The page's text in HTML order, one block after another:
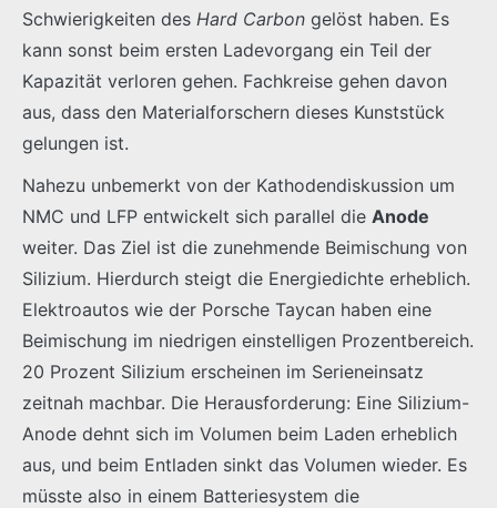
Schwierigkeiten des Hard Carbon gelöst haben. Es
kann sonst beim ersten Ladevorgang ein Teil der
Kapazität verloren gehen. Fachkreise gehen davon
aus, dass den Materialforschern dieses Kunststück
gelungen ist.
Nahezu unbemerkt von der Kathodendiskussion um
NMC und LFP entwickelt sich parallel die Anode
weiter. Das Ziel ist die zunehmende Beimischung von
Silizium. Hierdurch steigt die Energiedichte erheblich.
Elektroautos wie der Porsche Taycan haben eine
Beimischung im niedrigen einstelligen Prozentbereich.
20 Prozent Silizium erscheinen im Serieneinsatz
zeitnah machbar. Die Herausforderung: Eine Silizium-
Anode dehnt sich im Volumen beim Laden erheblich
aus, und beim Entladen sinkt das Volumen wieder. Es
müsste also in einem Batteriesystem die